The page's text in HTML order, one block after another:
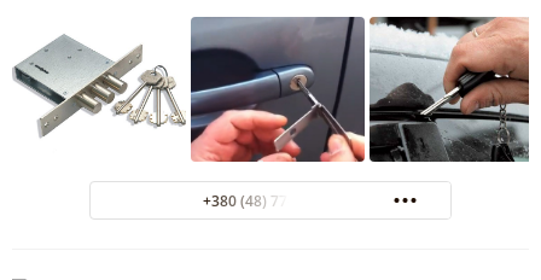
+380 (48) 770-10-10